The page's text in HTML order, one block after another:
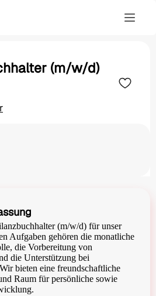
(m/w/d)
(m/w/d) für unser
Aufgaben gehören die monatliche
die Vorbereitung von
die Unterstützung bei
bieten eine freundschaftliche
Raum für persönliche sowie